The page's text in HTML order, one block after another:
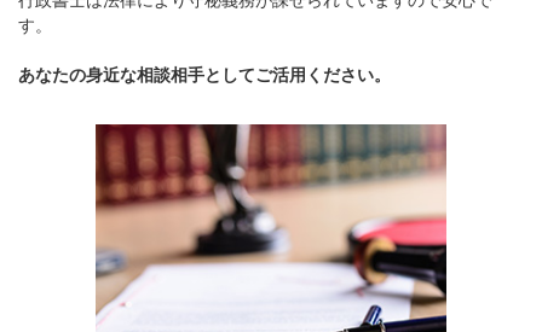
す。
あなたの身近な相談相手としてご活用ください。